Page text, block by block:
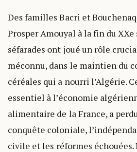
Des familles Bacri et
Prosper Amouyal à la fin du
séfarades ont joué un rôle
méconnu, dans le maintien du
céréales qui a nourri l’Algérie.
essentiel à l’économie
alimentaire de la France, a
conquête coloniale,
civile et les réformes